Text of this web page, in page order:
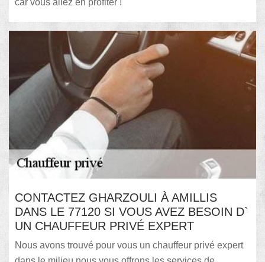
car vous allez en profiter !
CONTACTEZ GHARZOULI À AMILLIS
DANS LE 77120 SI VOUS AVEZ BESOIN D`
UN CHAUFFEUR PRIVÉ EXPERT
Nous avons trouvé pour vous un chauffeur privé expert